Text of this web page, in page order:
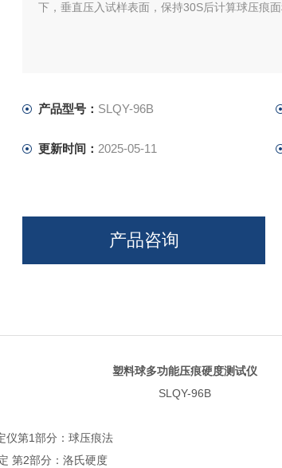
下，垂直压入试样表面，保持30S后计算球压痕
产品型号： SLQY-96B
更新时间： 2025-05-11
产品咨询
塑料球多功能压痕硬度测试仪
SLQY-96B
仪第1部分：球压痕法
第2部分：洛氏硬度